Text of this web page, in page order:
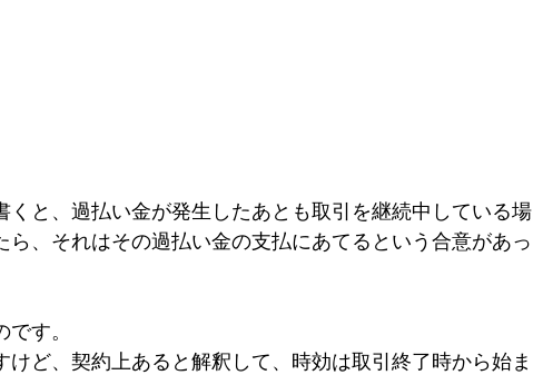
くと、過払い金が発生したあとも取引を継続中している場
、それはその過払い金の支払にあてるという合意があっ
す。
けど、契約上あると解釈して、時効は取引終了時から始ま